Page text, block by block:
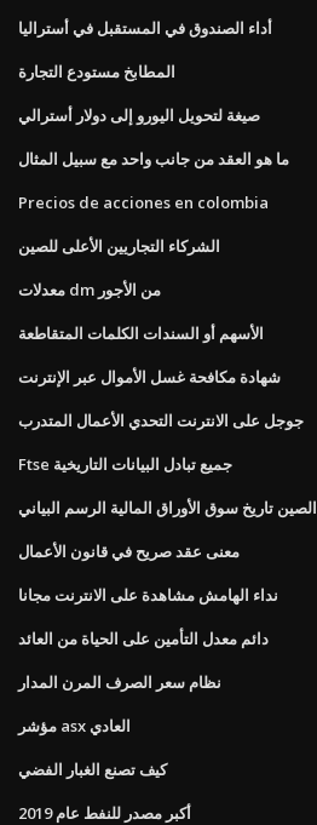
أداء الصندوق في المستقبل في أستراليا
المطابخ مستودع التجارة
صيغة لتحويل اليورو إلى دولار أسترالي
ما هو العقد من جانب واحد مع سبيل المثال
Precios de acciones en colombia
الشركاء التجاريين الأعلى للصين
معدلات dm من الأجور
الأسهم أو السندات الكلمات المتقاطعة
شهادة مكافحة غسل الأموال عبر الإنترنت
جوجل على الانترنت التحدي الأعمال المتدرب
Ftse جميع تبادل البيانات التاريخية
الصين تاريخ سوق الأوراق المالية الرسم البياني
معنى عقد صريح في قانون الأعمال
نداء الهامش مشاهدة على الانترنت مجانا
دائم معدل التأمين على الحياة من العائد
نظام سعر الصرف المرن المدار
مؤشر asx العادي
كيف تصنع الغبار الفضي
أكبر مصدر للنفط عام 2019